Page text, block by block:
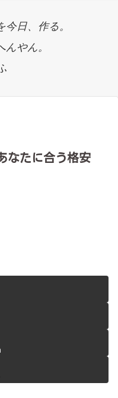
今日、作る。
んやん。
なたに合う格安